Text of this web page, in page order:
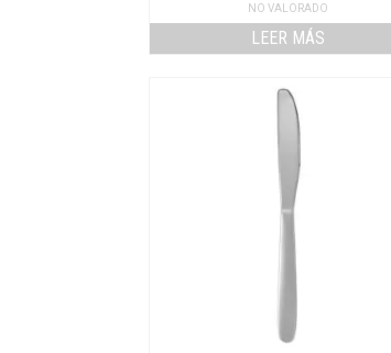
NO VALORADO
LEER MÁS